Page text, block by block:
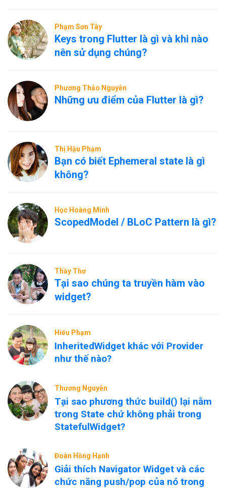
Phạm Sơn Tây
Keys trong Flutter là gì và khi nào
nên sử dụng chúng?
Phương Thảo Nguyễn
Những ưu điểm của Flutter là gì?
Thị Hậu Phạm
Bạn có biết Ephemeral state là gì
không?
Học Hoàng Minh
ScopedModel / BLoC Pattern là gì?
Thầy Thơ
Tại sao chúng ta truyền hàm vào
widget?
Hiếu Phạm
InheritedWidget khác với Provider
như thế nào?
Thương Nguyễn
Tại sao phương thức build() lại nằm
trong State chứ không phải trong
StatefulWidget?
Đoàn Hồng Hạnh
Giải thích Navigator Widget và các
chức năng push/pop của nó trong